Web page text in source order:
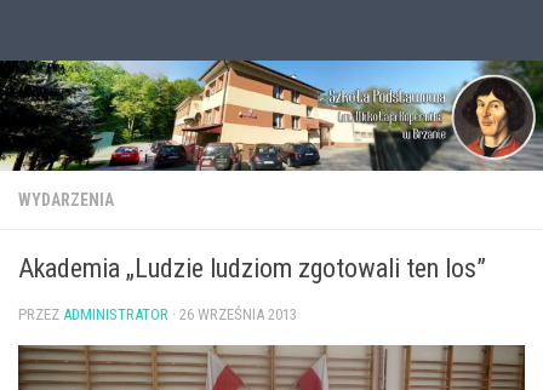
Otwórz pasek narzędzi
WYDARZENIA
Akademia „Ludzie ludziom zgotowali ten los”
PRZEZ ADMINISTRATOR · 26 WRZEŚNIA 2013